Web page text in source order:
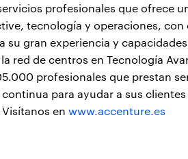
profesionales que ofrece
tecnología y operaciones, con
gran experiencia y
red de centros en Tecnología
profesionales que prestan
para ayudar a sus
en www.accenture.es